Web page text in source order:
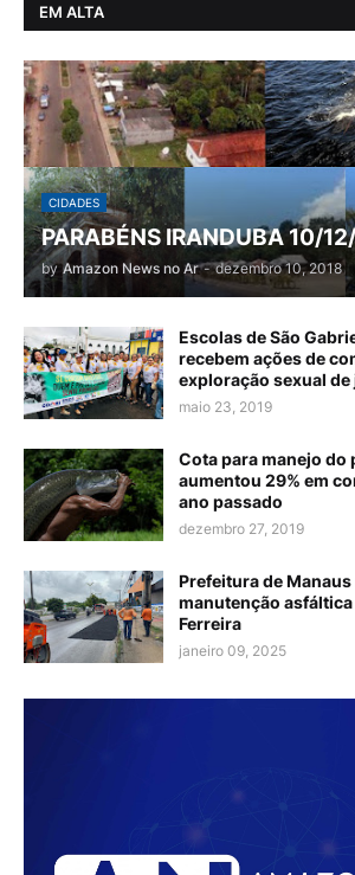
EM ALTA
CIDADES
PARABÉNS IRANDUBA 10/
by Amazon News no Ar - dezembro 10, 2018
Escolas de São
recebem ações de
exploração sexual
maio 23, 2019
Cota para manejo do
aumentou 29% em
ano passado
dezembro 27, 2019
Prefeitura de
manutenção
Ferreira
janeiro 09, 2025